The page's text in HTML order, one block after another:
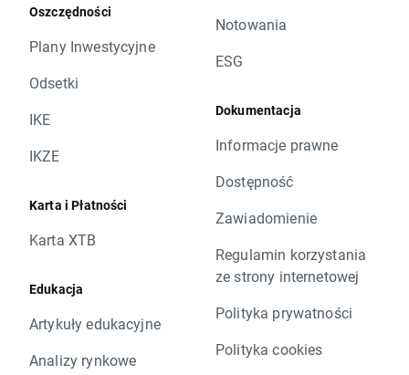
Oszczędności
Plany Inwestycyjne
Odsetki
IKE
IKZE
Karta i Płatności
Karta XTB
Edukacja
Artykuły edukacyjne
Analizy rynkowe
Notowania
ESG
Dokumentacja
Informacje prawne
Dostępność
Zawiadomienie
Regulamin korzystania
ze strony internetowej
Polityka prywatności
Polityka cookies